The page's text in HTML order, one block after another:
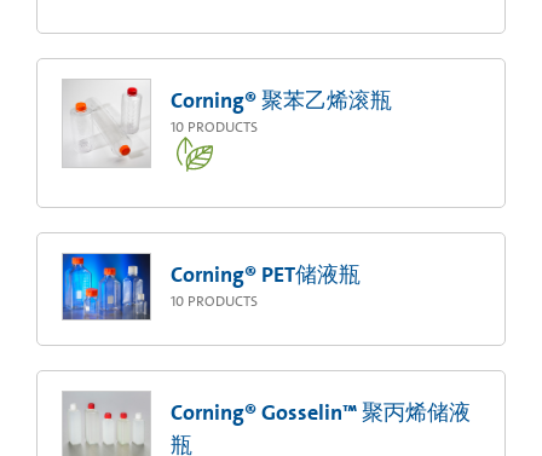
Corning® 聚苯乙烯滚瓶
10 PRODUCTS
Corning® PET储液瓶
10 PRODUCTS
Corning® Gosselin™ 聚丙烯储液
瓶